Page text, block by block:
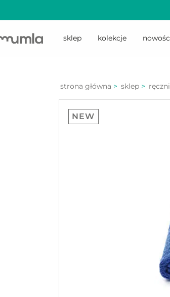
sklep kolekcje
strona główna > sklep >
NEW